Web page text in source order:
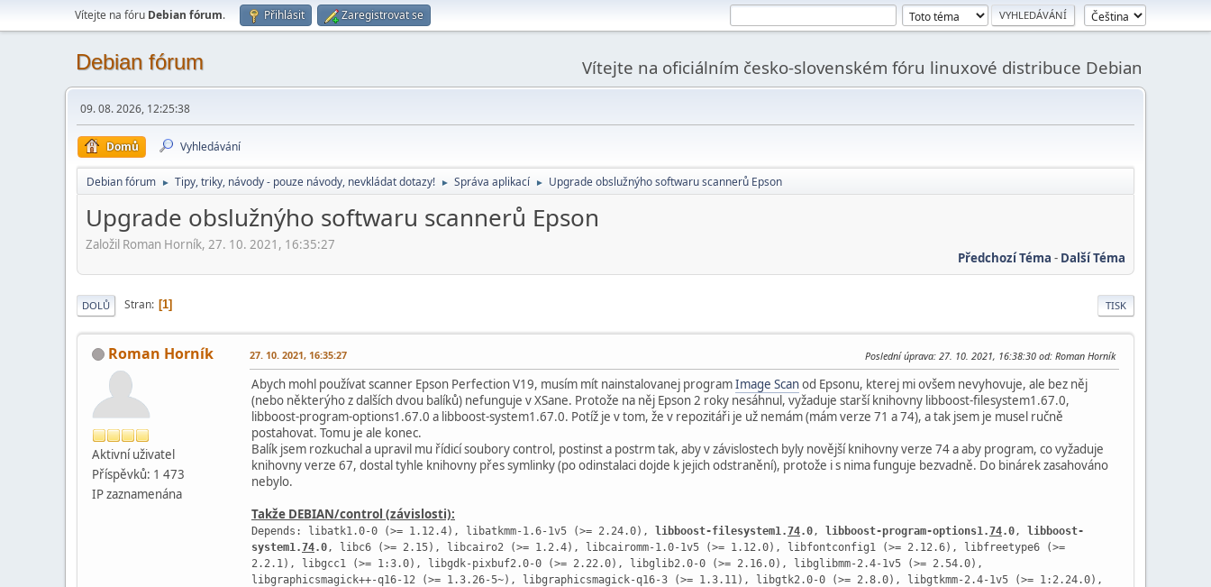
Vítejte na fóru Debian fórum. Přihlásit Zaregistrovat se
Debian fórum Vítejte na oficiálním česko-slovenském fóru linuxové distribuce Debian
09. 08. 2026, 12:25:38
Domů Vyhledávání
Debian fórum ► Tipy, triky, návody - pouze návody, nevkládat dotazy! ► Správa aplikací ► Upgrade obslužnýho softwaru scannerů Epson
Upgrade obslužnýho softwaru scannerů Epson
Založil Roman Horník, 27. 10. 2021, 16:35:27
Předchozí Téma - Další Téma
TISK
DOLŮ Stran 1
Roman Horník
Aktivní­ uživatel
Příspěvků: 1 473
IP zaznamenána
27. 10. 2021, 16:35:27 Poslední úprava: 27. 10. 2021, 16:38:30 od: Roman Horník
Abych mohl používat scanner Epson Perfection V19, musím mít nainstalovanej programImage Scanod Epsonu, kterej mi ovšem nevyhovuje, ale bez něj
(nebo některýho z dalších dvou balíků) nefunguje v XSane. Protože na něj Epson 2 roky nesáhnul, vyžaduje starší knihovny libboost-filesystem1.67.0,
libboost-program-options1.67.0 a libboost-system1.67.0. Potíž je v tom, že v repozitáři je už nemám (mám verze 71 a 74), a tak jsem je musel ručně
postahovat. Tomu je ale konec.
Balík jsem rozkuchal a upravil mu řídicí soubory control, postinst a postrm tak, aby v závislostech byly novější knihovny verze 74 a aby program, co vyžaduje
knihovny verze 67, dostal tyhle knihovny přes symlinky (po odinstalaci dojde k jejich odstranění), protože i s nima funguje bezvadně. Do binárek zasahováno
nebylo.
Takže DEBIAN/control (závislosti):
Depends: libatk1.0-0 (>= 1.12.4), libatkmm-1.6-1v5 (>= 2.24.0), libboost-filesystem1.74.0 , libboost-program-options1.74.0 , libboost-
system1.74.0 , libc6 (>= 2.15), libcairo2 (>= 1.2.4), libcairomm-1.0-1v5 (>= 1.12.0), libfontconfig1 (>= 2.12.6), libfreetype6 (>=
2.2.1), libgcc1 (>= 1:3.0), libgdk-pixbuf2.0-0 (>= 2.22.0), libglib2.0-0 (>= 2.16.0), libglibmm-2.4-1v5 (>= 2.54.0),
libgraphicsmagick++-q16-12 (>= 1.3.26-5~), libgraphicsmagick-q16-3 (>= 1.3.11), libgtk2.0-0 (>= 2.8.0), libgtkmm-2.4-1v5 (>= 1:2.24.0),